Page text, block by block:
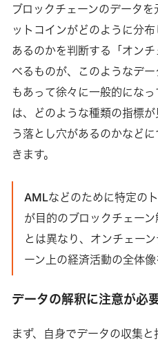
ブロックチェーンのデータ
ットコインがどのように分
あるのかを判断する「オン
べるものが、このようなデ
もあって徐々に一般的にな
は、どのような種類の指標
う落とし穴があるのかなど
きます。
AMLなどのために特定の
が目的のブロックチェー
とは異なり、オンチェー
ーン上の経済活動の全体像
データの解釈に注意が必
まず、自身でデータの収集